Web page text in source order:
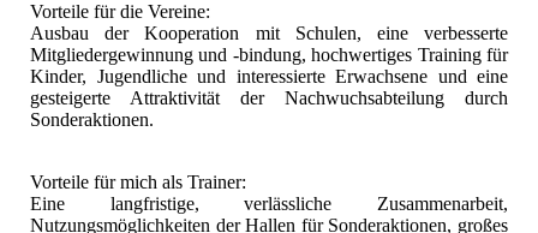
Vorteile für die Vereine:
Ausbau der Kooperation mit Schulen, eine verbesserte
Mitgliedergewinnung und -bindung, hochwertiges Training für
Kinder, Jugendliche und interessierte Erwachsene und eine
gesteigerte Attraktivität der Nachwuchsabteilung durch
Sonderaktionen.
Vorteile für mich als Trainer:
Eine langfristige, verlässliche Zusammenarbeit,
Nutzungsmöglichkeiten der Hallen für Sonderaktionen, großes